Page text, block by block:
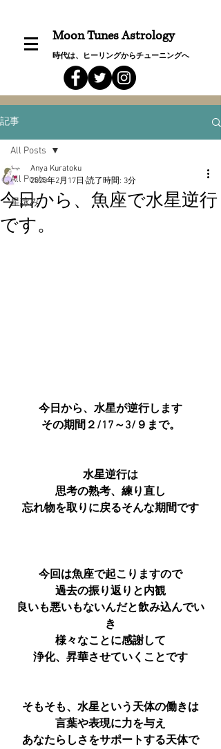
Moon Tunes Astrology
時代は、ヒーリングからチューニングへ
記事
All Posts
星詠み
All Posts
今日から、魚座で水星逆行
です。
Anya Kuratoku
2020年2月17日 読了時間: 3分
今日から、水星が逆行します
その期間２/17～3/９まで。
水星逆行は
思考の熟考、練り直し
忘れ物を取りに戻るそんな期間です
今回は魚座で起こりますので
過去の振り返りと内観
良いも悪いもないんだと飲み込んでい
き
様々なことに感謝して
浄化、昇華させていくことです
そもそも、水星という天体の働きは
言葉や表現に力を与え
あなたらしさをサポートする天体で